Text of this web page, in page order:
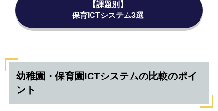
【課題別】
保育ICTシステム3選
幼稚園・保育園ICTシステムの比較のポイ
ント